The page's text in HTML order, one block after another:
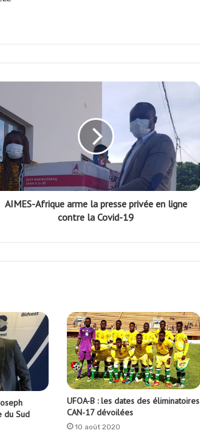
AIMES-Afrique arme la presse privée en ligne
contre la Covid-19
du Sud
UFOA-B : les dates des éliminatoires
CAN-17 dévoilées
10 août 2020